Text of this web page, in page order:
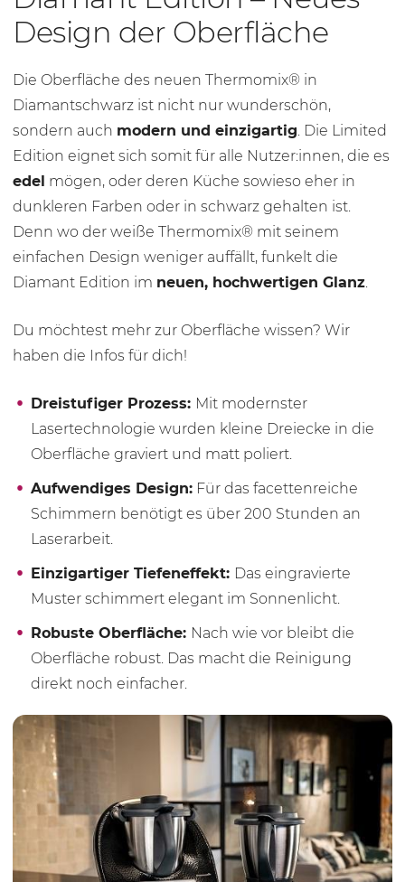
Design der Oberfläche
Die Oberfläche des neuen Thermomix® in
Diamantschwarz ist nicht nur wunderschön,
sondern auch modern und einzigartig. Die Limited
Edition eignet sich somit für alle Nutzer:innen, die es
edel mögen, oder deren Küche sowieso eher in
dunkleren Farben oder in schwarz gehalten ist.
Denn wo der weiße Thermomix® mit seinem
einfachen Design weniger auffällt, funkelt die
Diamant Edition im neuen, hochwertigen Glanz.
Du möchtest mehr zur Oberfläche wissen? Wir
haben die Infos für dich!
Dreistufiger Prozess: Mit modernster
Lasertechnologie wurden kleine Dreiecke in die
Oberfläche graviert und matt poliert.
Aufwendiges Design: Für das facettenreiche
Schimmern benötigt es über 200 Stunden an
Laserarbeit.
Einzigartiger Tiefeneffekt: Das eingravierte
Muster schimmert elegant im Sonnenlicht.
Robuste Oberfläche: Nach wie vor bleibt die
Oberfläche robust. Das macht die Reinigung
direkt noch einfacher.